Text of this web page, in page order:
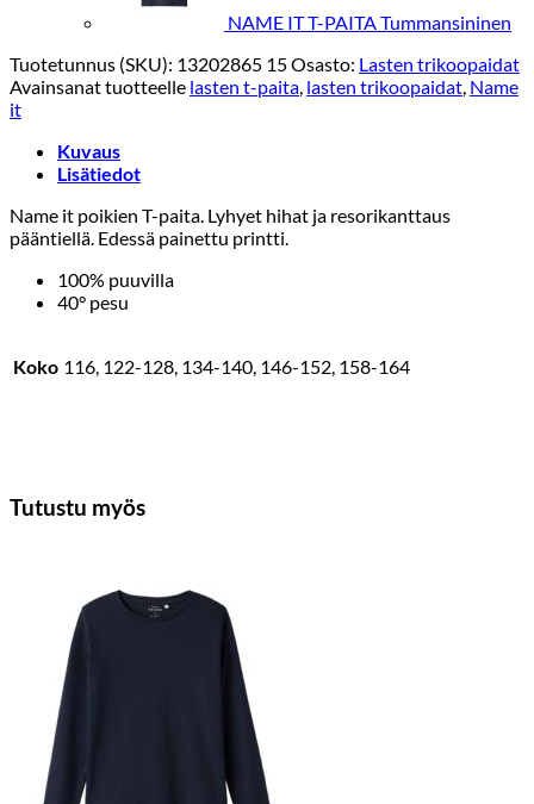
NAME IT T-PAITA Tummansininen
Tuotetunnus (SKU): 13202865 15Osasto: Lasten trikoopaidat
Avainsanat tuotteelle lasten t-paita, lasten trikoopaidat, Name
it
Kuvaus
Lisätiedot
Name it poikien T-paita. Lyhyet hihat ja resorikanttaus
pääntiellä. Edessä painettu printti.
100% puuvilla
40° pesu
Koko 116, 122-128, 134-140, 146-152, 158-164
Tutustu myös